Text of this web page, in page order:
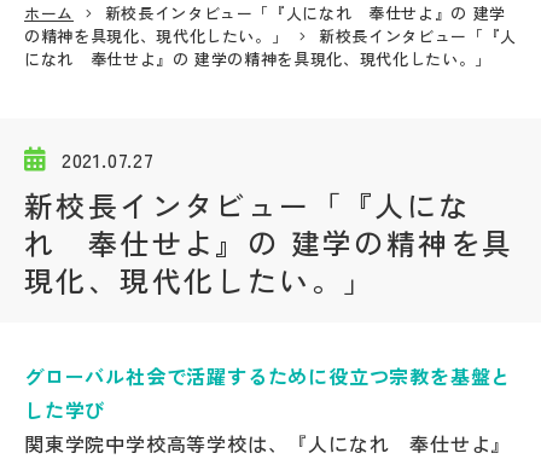
メニュー
学校動画
私学探検隊
説明会・イベント情報
ホーム
新校長インタビュー「『人になれ 奉仕せよ』の 建学
の精神を具現化、現代化したい。」
新校長インタビュー「『人
になれ 奉仕せよ』の 建学の精神を具現化、現代化したい。」
2021.07.27
新校長インタビュー「『人にな
れ 奉仕せよ』の 建学の精神を具
現化、現代化したい。」
グローバル社会で活躍するために役立つ宗教を基盤と
した学び
関東学院中学校高等学校は、『人になれ 奉仕せよ』